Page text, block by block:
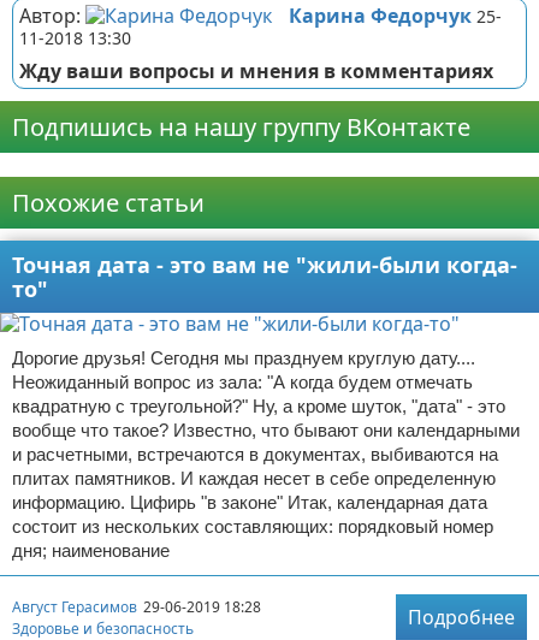
Автор: Карина Федорчук 25-
11-2018 13:30
Жду ваши вопросы и мнения в комментариях
Подпишись на нашу группу ВКонтакте
Похожие статьи
Точная дата - это вам не "жили-были когда-
то"
Дорогие друзья! Сегодня мы празднуем круглую дату....
Неожиданный вопрос из зала: "А когда будем отмечать
квадратную с треугольной?" Ну, а кроме шуток, "дата" - это
вообще что такое? Известно, что бывают они календарными
и расчетными, встречаются в документах, выбиваются на
плитах памятников. И каждая несет в себе определенную
информацию. Цифирь "в законе" Итак, календарная дата
состоит из нескольких составляющих: порядковый номер
дня; наименование
Август Герасимов 29-06-2019 18:28
Здоровье и безопасность
Подробнее